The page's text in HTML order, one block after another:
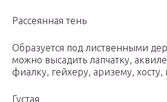
Рассеянная тень
Образуется под лиственными
можно высадить лапчатку,
фиалку, гейхеру, аризему, хосту,
Густая